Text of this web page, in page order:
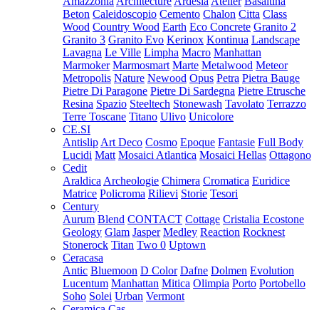
Beton Caleidoscopio Cemento Chalon Citta Class
Wood Country Wood Earth Eco Concrete Granito 2
Granito 3 Granito Evo Kerinox Kontinua Landscape
Lavagna Le Ville Limpha Macro Manhattan
Marmoker Marmosmart Marte Metalwood Meteor
Metropolis Nature Newood Opus Petra Pietra Bauge
Pietre Di Paragone Pietre Di Sardegna Pietre Etrusche
Resina Spazio Steeltech Stonewash Tavolato Terrazzo
Terre Toscane Titano Ulivo Unicolore
CE.SI
Antislip Art Deco Cosmo Epoque Fantasie Full Body
Lucidi Matt Mosaici Atlantica Mosaici Hellas Ottagono
Cedit
Araldica Archeologie Chimera Cromatica Euridice
Matrice Policroma Rilievi Storie Tesori
Century
Aurum Blend CONTACT Cottage Cristalia Ecostone
Geology Glam Jasper Medley Reaction Rocknest
Stonerock Titan Two 0 Uptown
Ceracasa
Antic Bluemoon D Color Dafne Dolmen Evolution
Lucentum Manhattan Mitica Olimpia Porto Portobello
Soho Solei Urban Vermont